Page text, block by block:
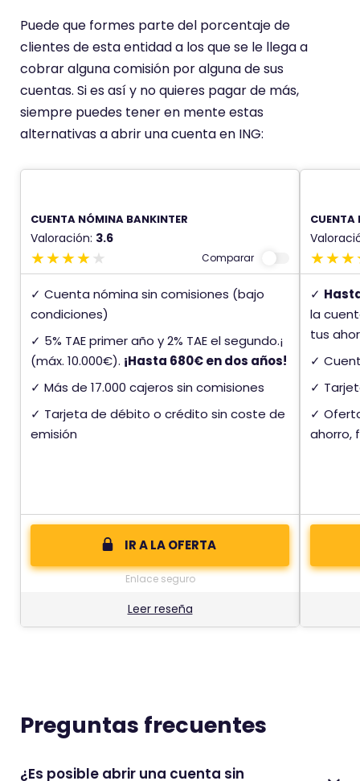
Puede que formes parte del porcentaje de
clientes de esta entidad a los que se le llega a
cobrar alguna comisión por alguna de sus
cuentas. Si es así y no quieres pagar de más,
siempre puedes tener en mente estas
alternativas a abrir una cuenta en ING:
CUENTA NÓMINA BANKINTER
Valoración: 3.6
Comparar
✓ Cuenta nómina sin comisiones (bajo
condiciones)
✓ 5% TAE primer año y 2% TAE el segundo.¡
(máx. 10.000€). ¡Hasta 680€ en dos años!
✓ Más de 17.000 cajeros sin comisiones
✓ Tarjeta de débito o crédito sin coste de
emisión
IR A LA OFERTA
Enlace seguro
Leer reseña
CUENTA
✓
la
tus
✓
✓
✓
ahorro,
Preguntas frecuentes
¿Es posible abrir una cuenta sin